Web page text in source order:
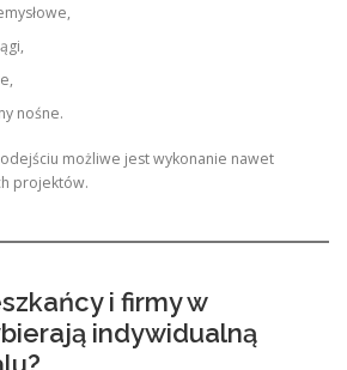
nośne.
możliwe jest wykonanie nawet
projektów.
i firmy w
indywidualną